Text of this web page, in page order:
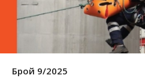
Брой 9/2025